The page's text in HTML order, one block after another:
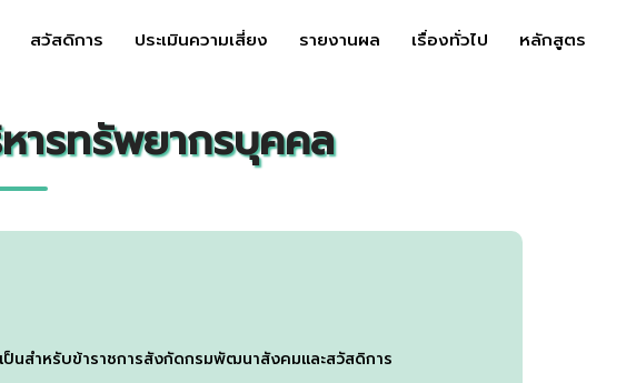
สวัสดิการ ประเมินความเสี่ยง รายงานผล เรื่องทั่วไป หลักสูตร
ารทรัพยากรบุคคล
ป็นสำหรับข้าราชการสังกัดกรมพัฒนาสังคมและสวัสดิการ